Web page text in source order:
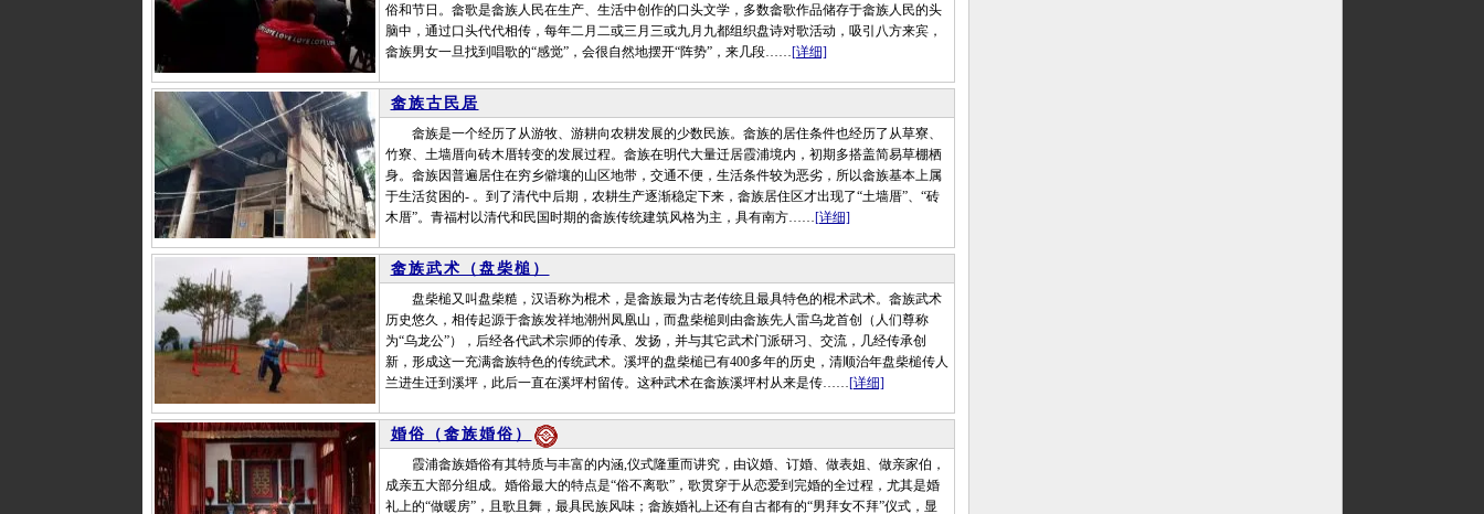
俗和节日。畲歌是畲族人民在生产、生活中创作的口头文学，多数畲歌作品储存于畲族人民的头
脑中，通过口头代代相传，每年二月二或三月三或九月九都组织盘诗对歌活动，吸引八方来宾，
畲族男女一旦找到唱歌的“感觉”，会很自然地摆开“阵势”，来几段……[详细]
畲族古民居
畲族是一个经历了从游牧、游耕向农耕发展的少数民族。畲族的居住条件也经历了从草寮、
竹寮、土墙厝向砖木厝转变的发展过程。畲族在明代大量迁居霞浦境内，初期多搭盖简易草棚栖
身。畲族因普遍居住在穷乡僻壤的山区地带，交通不便，生活条件较为恶劣，所以畲族基本上属
于生活贫困的- 。到了清代中后期，农耕生产逐渐稳定下来，畲族居住区才出现了“土墙厝”、“砖
木厝”。青福村以清代和民国时期的畲族传统建筑风格为主，具有南方……[详细]
畲族武术（盘柴槌）
盘柴槌又叫盘柴糙，汉语称为棍术，是畲族最为古老传统且最具特色的棍术武术。畲族武术
历史悠久，相传起源于畲族发祥地潮州凤凰山，而盘柴槌则由畲族先人雷乌龙首创（人们尊称
为“乌龙公”），后经各代武术宗师的传承、发扬，并与其它武术门派研习、交流，几经传承创
新，形成这一充满畲族特色的传统武术。溪坪的盘柴槌已有400多年的历史，清顺治年盘柴槌传人
兰进生迁到溪坪，此后一直在溪坪村留传。这种武术在畲族溪坪村从来是传……[详细]
婚俗（畲族婚俗）
霞浦畲族婚俗有其特质与丰富的内涵,仪式隆重而讲究，由议婚、订婚、做表姐、做亲家伯，
成亲五大部分组成。婚俗最大的特点是“俗不离歌”，歌贯穿于从恋爱到完婚的全过程，尤其是婚
礼上的“做暖房”，且歌且舞，最具民族风味；畲族婚礼上还有自古都有的“男拜女不拜”仪式，显